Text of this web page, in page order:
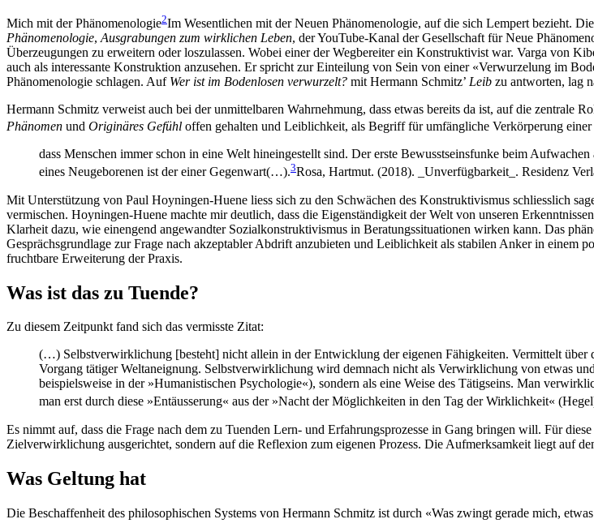
Mich mit der Phänomenologie2Im Wesentlichen mit der Neuen Phänomenologie, auf die sich Lempert bezieht.
Phänomenologie, Ausgrabungen zum wirklichen Leben, der YouTube-Kanal der Gesellschaft für Neue
Überzeugungen zu erweitern oder loszulassen. Wobei einer der Wegbereiter ein Konstruktivist war. Varga von
auch als interessante Konstruktion anzusehen. Er spricht zur Einteilung von Sein von einer «Verwurzelung im
Phänomenologie schlagen. Auf Wer ist im Bodenlosen verwurzelt? mit Hermann Schmitz’ Leib zu antworten, lag
Hermann Schmitz verweist auch bei der unmittelbaren Wahrnehmung, dass etwas bereits da ist, auf die zentrale
Phänomen und Originäres Gefühl offen gehalten und Leiblichkeit, als Begriff für umfängliche Verkörperung einer
dass Menschen immer schon in eine Welt hineingestellt sind. Der erste Bewusstseinsfunke beim
eines Neugeborenen ist der einer Gegenwart(…).3Rosa, Hartmut. (2018). _Unverfügbarkeit_. Residenz
Mit Unterstützung von Paul Hoyningen-Huene liess sich zu den Schwächen des Konstruktivismus schliesslich
vermischen. Hoyningen-Huene machte mir deutlich, dass die Eigenständigkeit der Welt von unseren
Klarheit dazu, wie einengend angewandter Sozialkonstruktivismus in Beratungssituationen wirken kann. Das
Gesprächsgrundlage zur Frage nach akzeptabler Abdrift anzubieten und Leiblichkeit als stabilen Anker in einem
fruchtbare Erweiterung der Praxis.
Was ist das zu Tuende?
Zu diesem Zeitpunkt fand sich das vermisste Zitat:
(…) Selbstverwirklichung [besteht] nicht allein in der Entwicklung der eigenen Fähigkeiten. Vermittelt über
Vorgang tätiger Weltaneignung. Selbstverwirklichung wird demnach nicht als Verwirklichung von etwas
beispielsweise in der »Humanistischen Psychologie«), sondern als eine Weise des Tätigseins. Man
man erst durch diese »Entäusserung« aus der »Nacht der Möglichkeiten in den Tag der Wirklichkeit«
Es nimmt auf, dass die Frage nach dem zu Tuenden Lern- und Erfahrungsprozesse in Gang bringen will. Für
Zielverwirklichung ausgerichtet, sondern auf die Reflexion zum eigenen Prozess. Die Aufmerksamkeit liegt auf
Was Geltung hat
Die Beschaffenheit des philosophischen Systems von Hermann Schmitz ist durch «Was zwingt gerade mich,